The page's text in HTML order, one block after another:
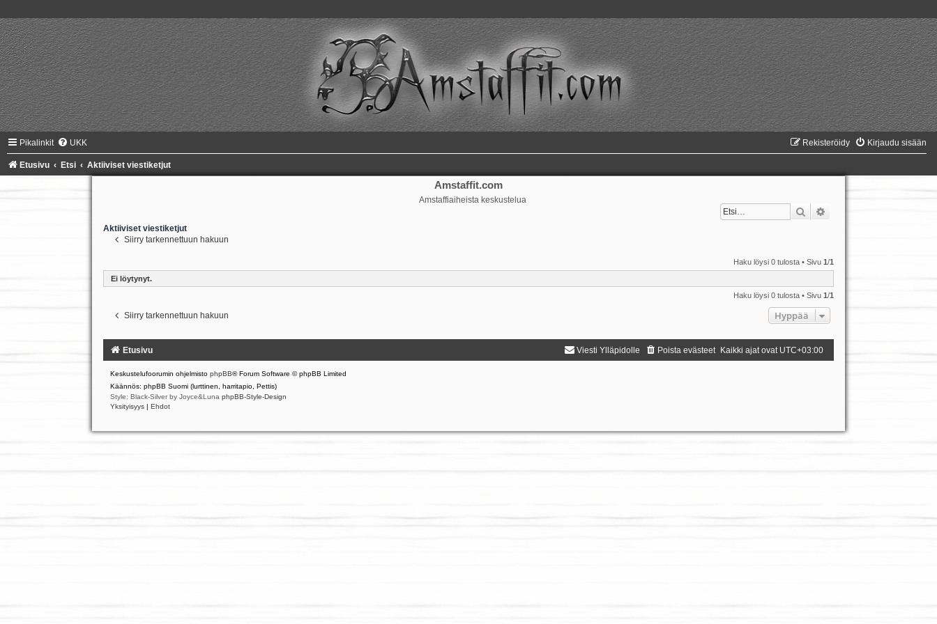
Pikalinkit UKK Kirjaudu sisään
Rekisteröidy
Etusivu Etsi Aktiiviset viestiketjut
Amstaffit.com
Amstaffiaiheista keskustelua
Etsi
Aktiiviset viestiketjut
Siirry tarkennettuun hakuun
Haku löysi 0 tulosta • Sivu1/1
Ei löytynyt.
Haku löysi 0 tulosta • Sivu1/1
Siirry tarkennettuun hakuun Hyppää
Etusivu Kaikki ajat ovat UTC+03:00
Poista evästeet
Viesti Ylläpidolle
Keskustelufoorumin ohjelmisto phpBB® Forum Software © phpBB Limited
Käännös: phpBB Suomi (lurttinen, harritapio, Pettis)
Style: Black-Silver by Joyce&Luna phpBB-Style-Design
Yksityisyys | Ehdot